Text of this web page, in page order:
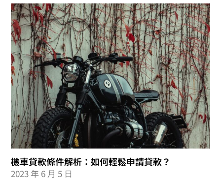
機車貸款條件解析：如何輕鬆申請貸款？
2023 年 6 月 5 日